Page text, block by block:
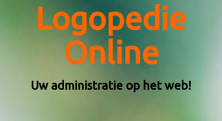
Logopedie
Online
Uw administratie op het web!